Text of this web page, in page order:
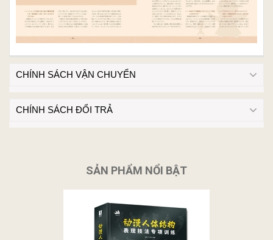
CHÍNH SÁCH VẬN CHUYỂN
CHÍNH SÁCH ĐỔI TRẢ
SẢN PHẨM NỔI BẬT